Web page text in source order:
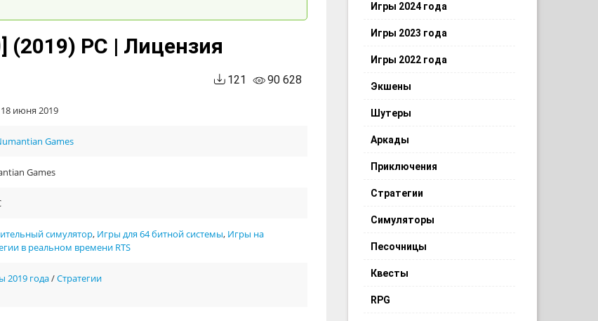
(2019) PC | Лицензия
90 628
121
18 июня 2019
Games
Games
симулятор, Игры для 64 битной системы, Игры на
в реальном времени RTS
2019 года/Стратегии
Игры 2024 года
Игры 2023 года
Игры 2022 года
Экшены
Шутеры
Аркады
Приключения
Стратегии
Симуляторы
Песочницы
Квесты
RPG